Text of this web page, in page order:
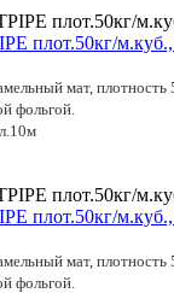
плот.50кг/
мат, плотность
фольгой.
плот.50кг/
мат, плотность
фольгой.